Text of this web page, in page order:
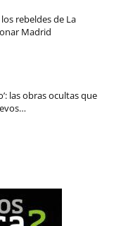
rebeldes de La
Madrid
las obras ocultas que